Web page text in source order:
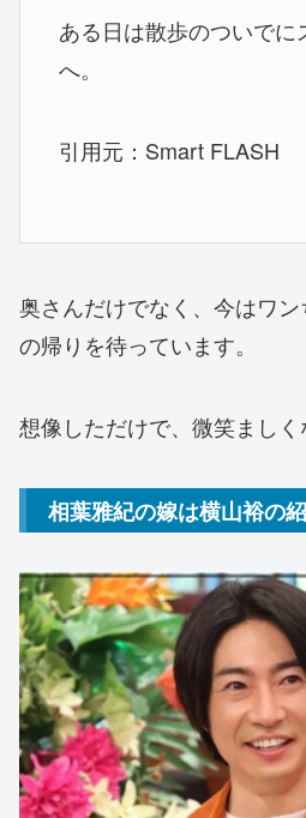
ある日は散歩のついでに
へ。
引用元：Smart FLASH
奥さんだけでなく、今はワ
の帰りを待っています。
想像しただけで、微笑ましく
相葉雅紀の嫁は横山裕の